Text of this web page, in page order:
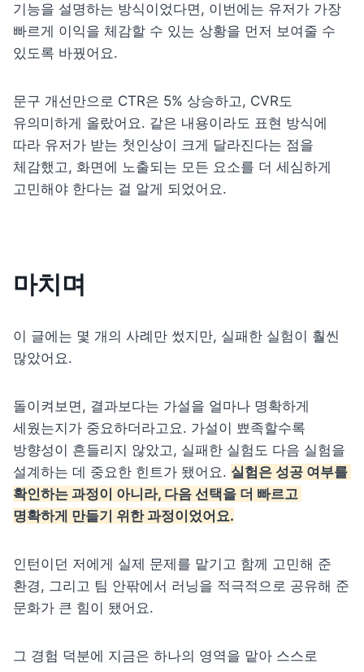
기능을 설명하는 방식이었다면, 이번에는 유저가 가장
빠르게 이익을 체감할 수 있는 상황을 먼저 보여줄 수
있도록 바꿨어요.
문구 개선만으로 CTR은 5% 상승하고, CVR도
유의미하게 올랐어요. 같은 내용이라도 표현 방식에
따라 유저가 받는 첫인상이 크게 달라진다는 점을
체감했고, 화면에 노출되는 모든 요소를 더 세심하게
고민해야 한다는 걸 알게 되었어요.
마치며
이 글에는 몇 개의 사례만 썼지만, 실패한 실험이 훨씬
많았어요.
돌이켜보면, 결과보다는 가설을 얼마나 명확하게
세웠는지가 중요하더라고요. 가설이 뾰족할수록
방향성이 흔들리지 않았고, 실패한 실험도 다음 실험을
설계하는 데 중요한 힌트가 됐어요. 실험은 성공 여부를
확인하는 과정이 아니라, 다음 선택을 더 빠르고
명확하게 만들기 위한 과정이었어요.
인턴이던 저에게 실제 문제를 맡기고 함께 고민해 준
환경, 그리고 팀 안팎에서 러닝을 적극적으로 공유해 준
문화가 큰 힘이 됐어요.
그 경험 덕분에 지금은 하나의 영역을 맡아 스스로